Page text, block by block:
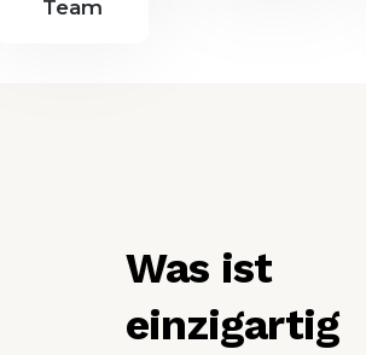
Team
Was ist
einzigartig